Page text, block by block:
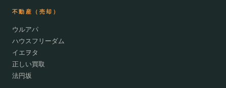
不動産（売却）
ウルアパ
ハウスフリーダム
イエヲタ
正しい買取
法円坂